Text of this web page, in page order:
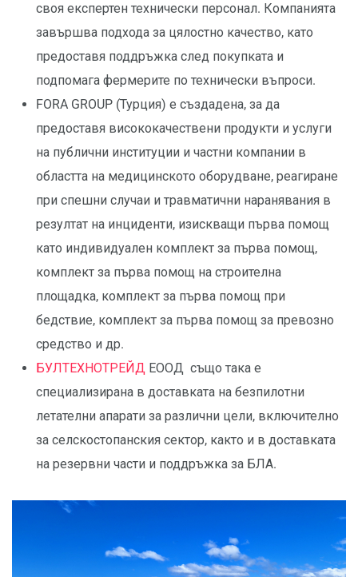
своя експертен технически персонал. Компанията
завършва подхода за цялостно качество, като
предоставя поддръжка след покупката и
подпомага фермерите по технически въпроси.
FORA GROUP (Турция) е създадена, за да
предоставя висококачествени продукти и услуги
на публични институции и частни компании в
областта на медицинското оборудване, реагиране
при спешни случаи и травматични наранявания в
резултат на инциденти, изискващи първа помощ
като индивидуален комплект за първа помощ,
комплект за първа помощ на строителна
площадка, комплект за първа помощ при
бедствие, комплект за първа помощ за превозно
средство и др.
БУЛТЕХНОТРЕЙД ЕООД също така е
специализирана в доставката на безпилотни
летателни апарати за различни цели, включително
за селскостопанския сектор, както и в доставката
на резервни части и поддръжка за БЛА.